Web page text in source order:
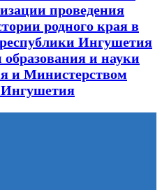
проведения
родного края в
Ингушетия
и науки
и Министерством